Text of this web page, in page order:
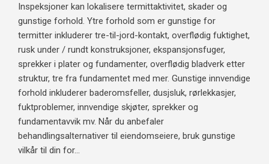
Inspeksjoner kan lokalisere termittaktivitet, skader og
gunstige forhold. Ytre forhold som er gunstige for
termitter inkluderer tre-til-jord-kontakt, overflødig fuktighet,
rusk under / rundt konstruksjoner, ekspansjonsfuger,
sprekker i plater og fundamenter, overflødig bladverk etter
struktur, tre fra fundamentet med mer. Gunstige innvendige
forhold inkluderer baderomsfeller, dusjsluk, rørlekkasjer,
fuktproblemer, innvendige skjøter, sprekker og
fundamentavvik mv. Når du anbefaler
behandlingsalternativer til eiendomseiere, bruk gunstige
vilkår til din for...